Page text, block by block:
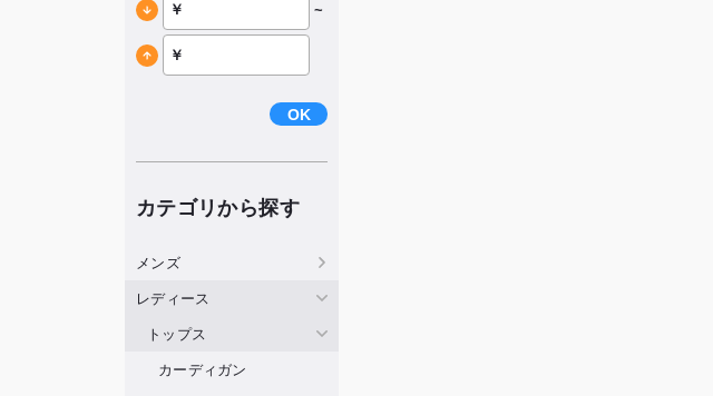
~
OK
カテゴリから探す
メンズ
レディース
トップス
カーディガン